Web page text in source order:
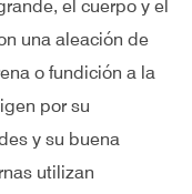
el cuerpo y el
una aleación de
o fundición a la
por su
y su buena
utilizan